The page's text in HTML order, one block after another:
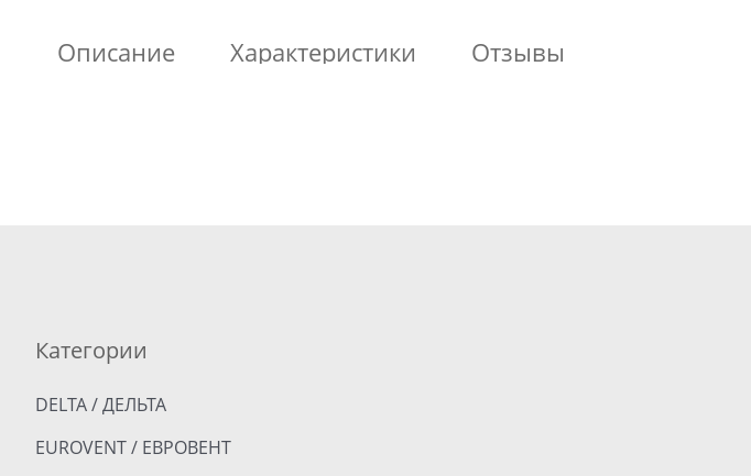
Описание Характеристики Отзывы
Категории
DELTA / ДЕЛЬТА
EUROVENT / ЕВРОВЕНТ